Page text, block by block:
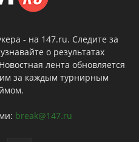
- на 147.ru. Следите за
о результатах
лента обновляется
за каждым турнирным
break@147.ru